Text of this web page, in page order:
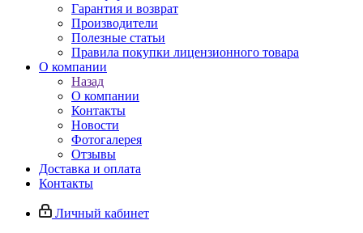
Гарантия и возврат
Производители
Полезные статьи
Правила покупки лицензионного товара
О компании
Назад
О компании
Контакты
Новости
Фотогалерея
Отзывы
Доставка и оплата
Контакты
Личный кабинет